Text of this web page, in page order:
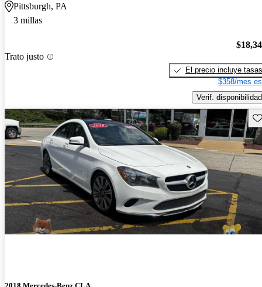
Pittsburgh, PA
3 millas
Trato justo
El precio incluye tasas
$358/mes
Verif. disponibilidad